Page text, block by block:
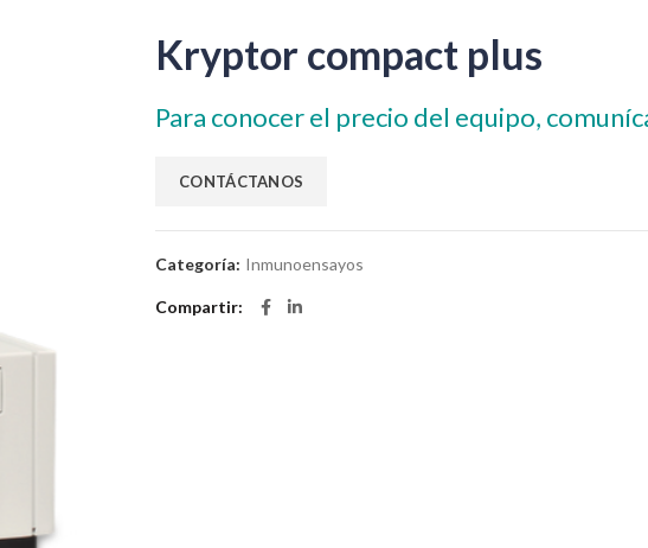
Kryptor compact plus
Para conocer el precio del equipo,
Categoría: Inmunoensayos
Compartir